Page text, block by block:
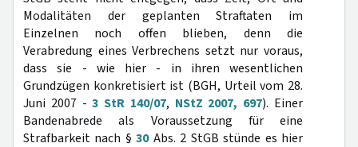
Modalitäten der geplanten Straftaten im
Einzelnen noch offen blieben, denn die
Verabredung eines Verbrechens setzt nur voraus,
dass sie - wie hier - in ihren wesentlichen
Grundzügen konkretisiert ist (BGH, Urteil vom 28.
Juni 2007 -3 StR 140/07, NStZ 2007, 697). Einer
Bandenabrede als Voraussetzung für eine
Strafbarkeit nach §30Abs. 2 StGB stünde es hier